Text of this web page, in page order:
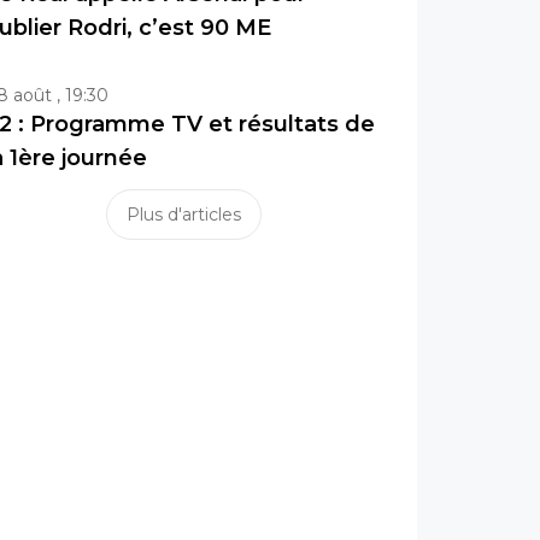
Rodri, c’est 90 ME
août , 19:30
: Programme TV et résultats de
1ère journée
Plus d'articles